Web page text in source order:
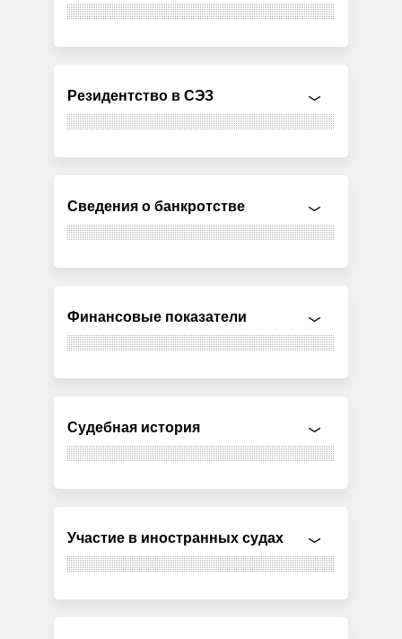
Резидентство в СЭЗ
Сведения о банкротстве
Финансовые показатели
Судебная история
Участие в иностранных судах